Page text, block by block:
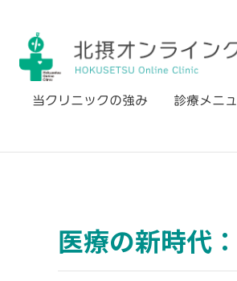
content
当クリニックの強み 診療メニ
医療の新時代